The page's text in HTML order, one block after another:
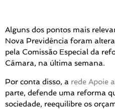
Alguns dos pontos mais
Nova Previdência foram
pela Comissão Especial da
Câmara, na última semana.
Por conta disso, a rede Apoie
parte, defende uma reforma
sociedade, reequilibre os